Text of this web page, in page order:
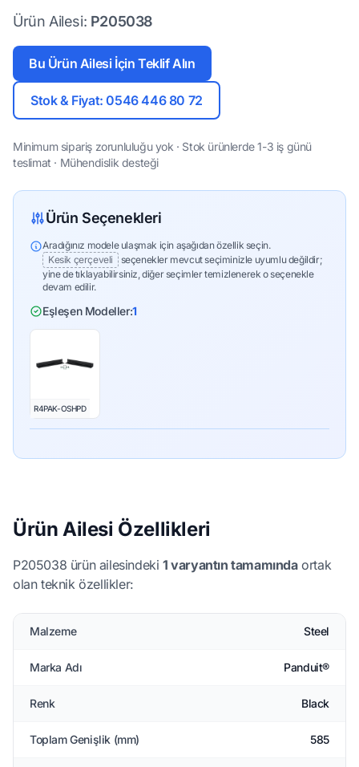
Ürün Ailesi: P205038
Bu Ürün Ailesi İçin Teklif Alın
Stok & Fiyat: 0546 446 80 72
Minimum sipariş zorunluluğu yok · Stok ürünlerde 1-3 iş günü
teslimat · Mühendislik desteği
Ürün Seçenekleri
Aradığınız modele ulaşmak için aşağıdan özellik seçin.
Kesik çerçeveli
seçenekler mevcut seçiminizle uyumlu değildir;
yine de tıklayabilirsiniz, diğer seçimler temizlenerek o seçenekle
devam edilir.
Eşleşen Modeller:1
R4PAK-OSHPD
Ürün Ailesi Özellikleri
P205038 ürün ailesindeki 1 varyantın tamamındaortak
olan teknik özellikler:
Malzeme Steel
Marka Adı Panduit®
Renk Black
Toplam Genişlik (mm) 585